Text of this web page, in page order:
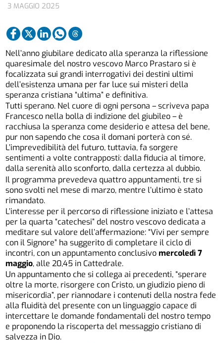
3 MAGGIO 2025
Nell’anno giubilare dedicato alla speranza la riflessione
quaresimale del nostro vescovo Marco Prastaro si è
focalizzata sui grandi interrogativi dei destini ultimi
dell’esistenza umana per far luce sui misteri della
speranza cristiana “ultima” e definitiva.
Tutti sperano. Nel cuore di ogni persona – scriveva papa
Francesco nella bolla di indizione del giubileo – è
racchiusa la speranza come desiderio e attesa del bene,
pur non sapendo che cosa il domani porterà con sé.
L’imprevedibilità del futuro, tuttavia, fa sorgere
sentimenti a volte contrapposti: dalla fiducia al timore,
dalla serenità allo sconforto, dalla certezza al dubbio.
Il programma prevedeva quattro appuntamenti, tre si
sono svolti nel mese di marzo, mentre l’ultimo è stato
rimandato.
L’interesse per il percorso di riflessione iniziato e l’attesa
per la quarta “catechesi” del nostro vescovo dedicata a
meditare sul valore dell’affermazione: “Vivi per sempre
con il Signore” ha suggerito di completare il ciclo di
incontri, con un appuntamento conclusivomercoledì 7
maggio, alle 20,45 in Cattedrale.
Un appuntamento che si collega ai precedenti, “sperare
oltre la morte, risorgere con Cristo, un giudizio pieno di
misericordia”, per riannodare i contenuti della nostra fede
alla fluidità del presente con un linguaggio capace di
intercettare le domande fondamentali del nostro tempo
e proponendo la riscoperta del messaggio cristiano di
salvezza in Dio.